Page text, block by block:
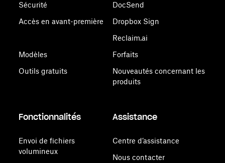
Sécurité
Accès en avant-première
Modèles
Outils gratuits
DocSend
Dropbox Sign
Reclaim.ai
Forfaits
Nouveautés concernant les
produits
Fonctionnalités
Envoi de fichiers
volumineux
Assistance
Centre d’assistance
Nous contacter